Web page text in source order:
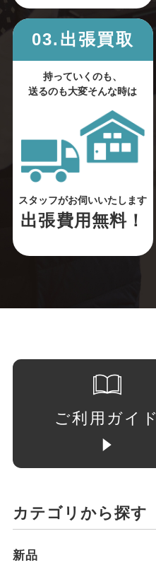
03.出張買取
持っていくのも、
送るのも大変そんな時は
スタッフがお伺いいたします
出張費用無料！
ご利用ガイド
カテゴリから探す
新品